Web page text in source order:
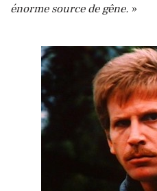
énorme source de gêne. »